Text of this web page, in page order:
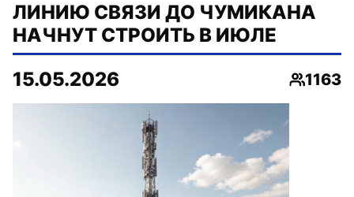
ЛИНИЮ СВЯЗИ ДО ЧУМИКАНА
НАЧНУТ СТРОИТЬ В ИЮЛЕ
15.05.2026
1163